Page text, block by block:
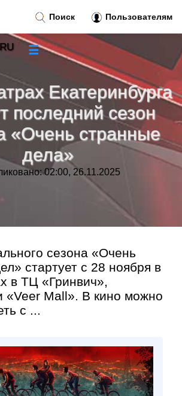
Екатеринбурга
последний сезон
«Очень странные
дела»
02:00, 26.11.2025
сезона «Очень
стартует с 28 ноября в
в ТЦ «Гринвич»,
«Veer Mall». В кино можно
с ...
Поиск Пользователям
☰
»